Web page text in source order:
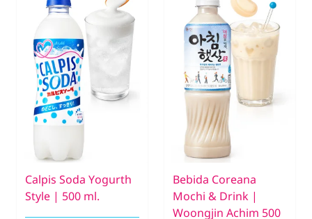
Calpis Soda Yogurth
Style | 500 ml.
Bebida Coreana
Mochi & Drink |
Woongjin Achim 500